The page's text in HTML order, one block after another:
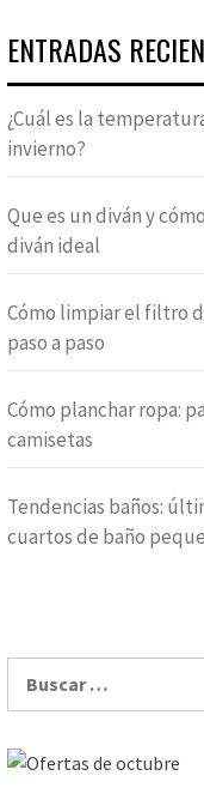
ENTRADAS
¿Cuál es la
invierno?
Que es un diván y
diván ideal
Cómo limpiar el filtro
paso a paso
Cómo planchar ropa:
camisetas
Tendencias baños:
cuartos de baño